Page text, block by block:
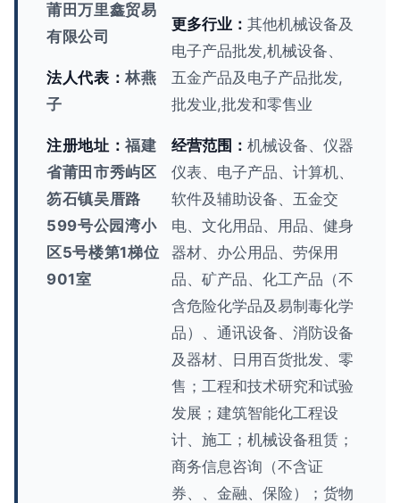
莆田万里鑫贸易
有限公司
法人代表：林燕
子
注册地址：福建
省莆田市秀屿区
笏石镇吴厝路
599号公园湾小
区5号楼第1梯位
901室
更多行业： 其他机械设备及
电子产品批发,机械设备、
五金产品及电子产品批发,
批发业,批发和零售业
经营范围： 机械设备、仪器
仪表、电子产品、计算机、
软件及辅助设备、五金交
电、文化用品、用品、健身
器材、办公用品、劳保用
品、矿产品、化工产品（不
含危险化学品及易制毒化学
品）、通讯设备、消防设备
及器材、日用百货批发、零
售；工程和技术研究和试验
发展；建筑智能化工程设
计、施工；机械设备租赁；
商务信息咨询（不含证
券、、金融、保险）；货物